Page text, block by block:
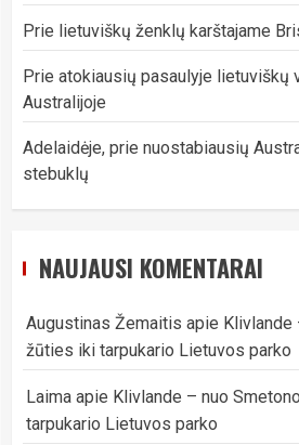
Prie lietuviškų ženklų karštajame
Prie atokiausių pasaulyje lietuviškų
Australijoje
Adelaidėje, prie nuostabiausių
stebuklų
NAUJAUSI KOMENTARAI
Augustinas Žemaitis apie Klivlande
žūties iki tarpukario Lietuvos parko
Laima apie Klivlande – nuo
tarpukario Lietuvos parko